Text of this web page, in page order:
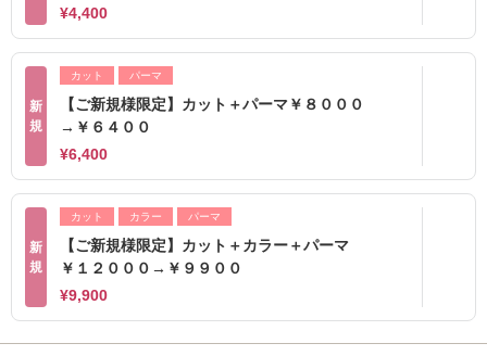
¥4,400
新
規
カット パーマ
【ご新規様限定】カット＋パーマ￥８０００
→￥６４００
¥6,400
新
規
カット カラー パーマ
【ご新規様限定】カット＋カラー＋パーマ
￥１２０００→￥９９００
¥9,900